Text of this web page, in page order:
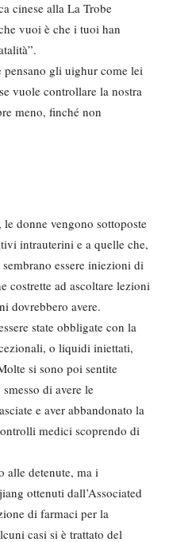
cinese alla La Trobe
vuoi è che i tuoi han
pensano gli uighur come lei
vuole controllare la nostra
meno, finché non
donne vengono sottoposte
intrauterini e a quelle che,
essere iniezioni di
costrette ad ascoltare lezioni
dovrebbero avere.
state obbligate con la
o liquidi iniettati,
si sono poi sentite
di avere le
e aver abbandonato la
medici scoprendo di
alle detenute, ma i
ottenuti dall’Associated
di farmaci per la
casi si è trattato del